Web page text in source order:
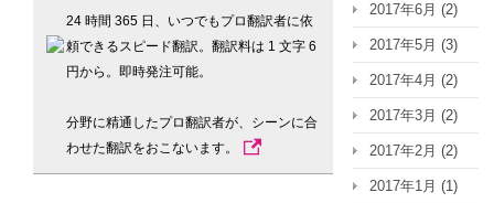
ら
24 時間 365 日、いつでもプロ翻訳者に依
頼できるスピード翻訳。翻訳料は 1 文字 6
円から。即時発注可能。
分野に精通したプロ翻訳者が、シーンに合
わせた翻訳をおこないます。
2017年6月 (2)
2017年5月 (3)
2017年4月 (2)
2017年3月 (2)
2017年2月 (2)
2017年1月 (1)